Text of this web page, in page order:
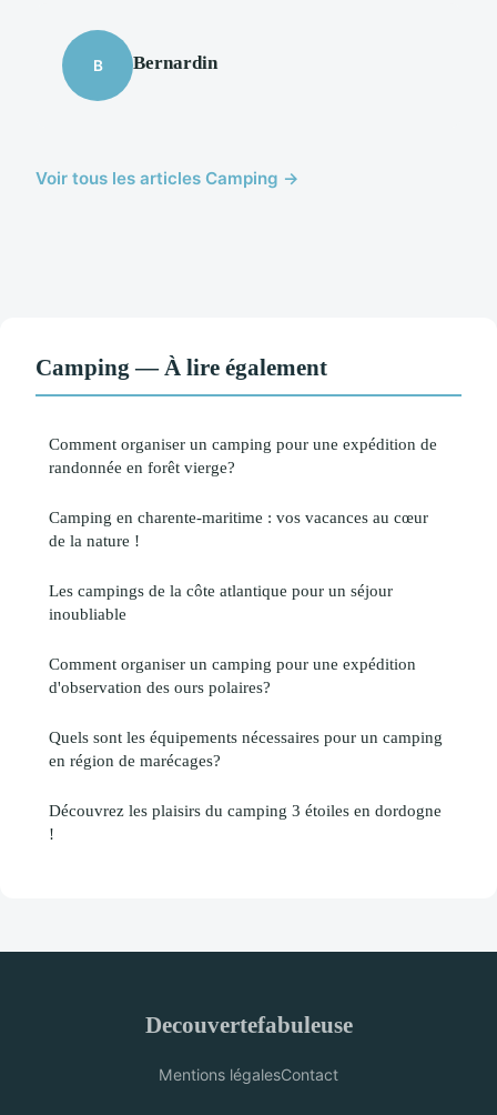
B Bernardin
Voir tous les articles Camping →
Camping — À lire également
Comment organiser un camping pour une expédition de
randonnée en forêt vierge?
Camping en charente-maritime : vos vacances au cœur
de la nature !
Les campings de la côte atlantique pour un séjour
inoubliable
Comment organiser un camping pour une expédition
d'observation des ours polaires?
Quels sont les équipements nécessaires pour un camping
en région de marécages?
Découvrez les plaisirs du camping 3 étoiles en dordogne
!
Decouvertefabuleuse
Mentions légalesContact